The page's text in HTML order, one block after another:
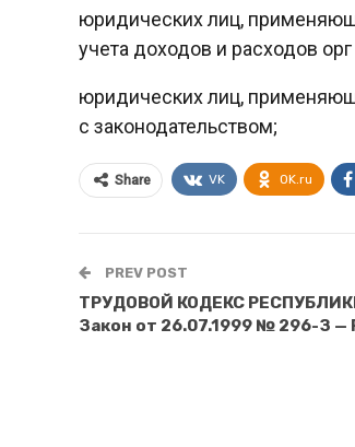
юридических лиц,
учета доходов и расходов орг
юридических лиц,
с законодательством;
Share VK OK.ru
PREV POST
ТРУДОВОЙ КОДЕКС
Закон от 26.07.1999 № 296-З —